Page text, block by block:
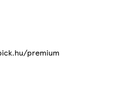
premium